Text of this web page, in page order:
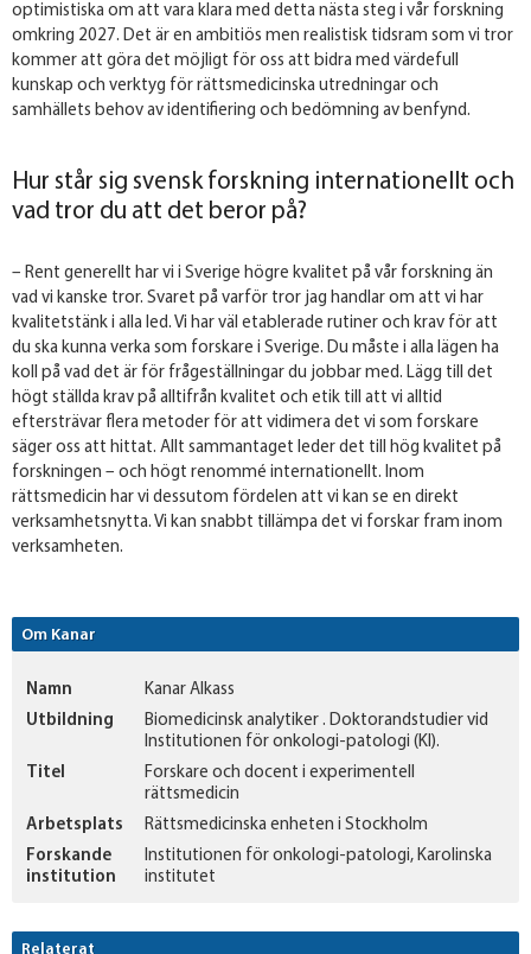
optimistiska om att vara klara med detta nästa steg i vår forskning
omkring 2027. Det är en ambitiös men realistisk tidsram som vi tror
kommer att göra det möjligt för oss att bidra med värdefull
kunskap och verktyg för rättsmedicinska utredningar och
samhällets behov av identifiering och bedömning av benfynd.
Hur står sig svensk forskning internationellt och
vad tror du att det beror på?
– Rent generellt har vi i Sverige högre kvalitet på vår forskning än
vad vi kanske tror. Svaret på varför tror jag handlar om att vi har
kvalitetstänk i alla led. Vi har väl etablerade rutiner och krav för att
du ska kunna verka som forskare i Sverige. Du måste i alla lägen ha
koll på vad det är för frågeställningar du jobbar med. Lägg till det
högt ställda krav på alltifrån kvalitet och etik till att vi alltid
eftersträvar flera metoder för att vidimera det vi som forskare
säger oss att hittat. Allt sammantaget leder det till hög kvalitet på
forskningen – och högt renommé internationellt. Inom
rättsmedicin har vi dessutom fördelen att vi kan se en direkt
verksamhetsnytta. Vi kan snabbt tillämpa det vi forskar fram inom
verksamheten.
Om Kanar
Namn
Kanar Alkass
Utbildning
Biomedicinsk analytiker . Doktorandstudier vid
Institutionen för onkologi-patologi (KI).
Titel
Forskare och docent i experimentell
rättsmedicin
Arbetsplats
Rättsmedicinska enheten i Stockholm
Forskande
institution
Institutionen för onkologi-patologi, Karolinska
institutet
Relaterat